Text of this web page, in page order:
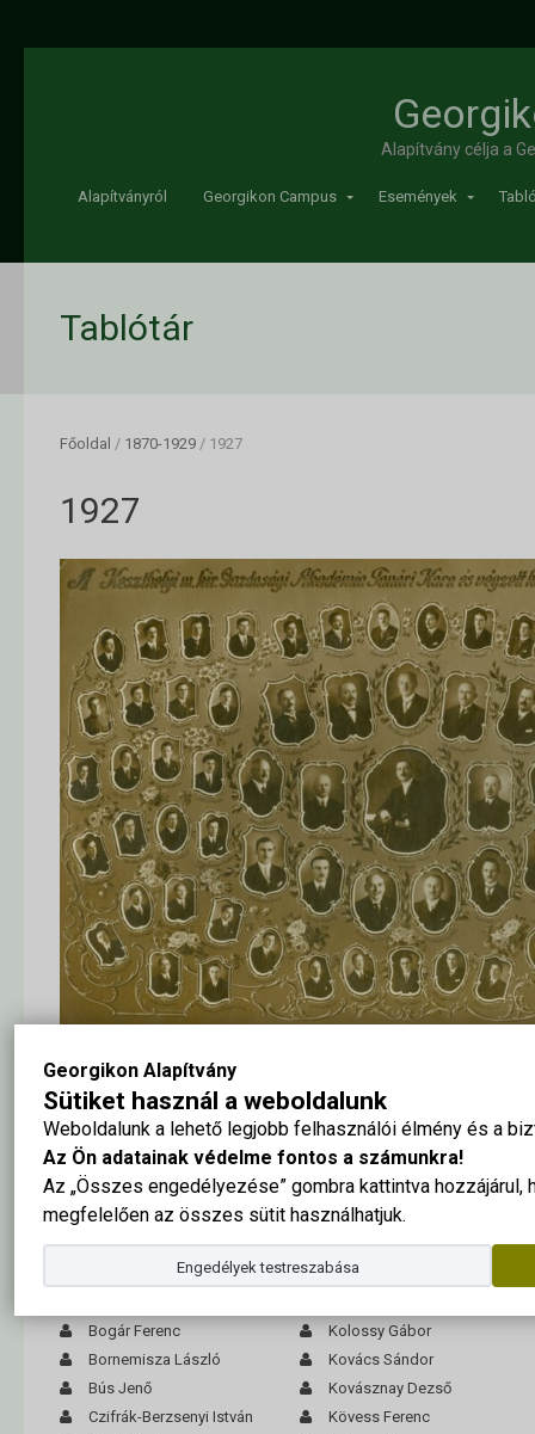
Georgikon Alapítvány
Sütiket használ a weboldalunk
Weboldalunk a lehető legjobb felhasználói élmény és a
Az Ön adatainak védelme fontos a számunkra!
Az „Összes engedélyezése” gombra kattintva hozzájárul,
megfelelően az összes sütit használhatjuk.
Engedélyek testreszabása
Alapítvány célja a
Alapítványról Georgikon Campus Események
Tablótár
Főoldal / 1870-1929 / 1927
1927
A fotót köszönjük: Balatoni Múzeum, Keszthely
A tabló nagy méretben ide kattintva megtekinthető
Akantisz Tibor
Bagi Kálmán
Bakos Ferenc
Balázsy József
Bogár Ferenc
Bornemisza László
Bús Jenő
Czifrák-Berzsenyi István
Kalmár Antal
Kaufmann Ferenc
Kenderessy Ernő
Keszthelyi József
Kolossy Gábor
Kovács Sándor
Kovásznay Dezső
Kövess Ferenc